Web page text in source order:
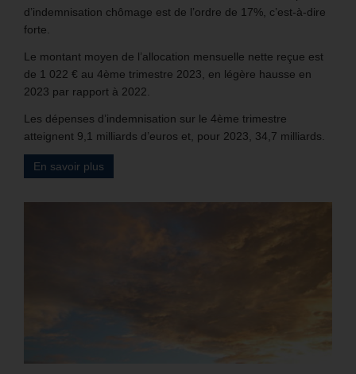
d’indemnisation chômage est de l’ordre de 17%, c’est-à-dire
forte.
Le montant moyen de l’allocation mensuelle nette reçue est
de 1 022 € au 4ème trimestre 2023, en légère hausse en
2023 par rapport à 2022.
Les dépenses d’indemnisation sur le 4ème trimestre
atteignent 9,1 milliards d’euros et, pour 2023, 34,7 milliards.
En savoir plus